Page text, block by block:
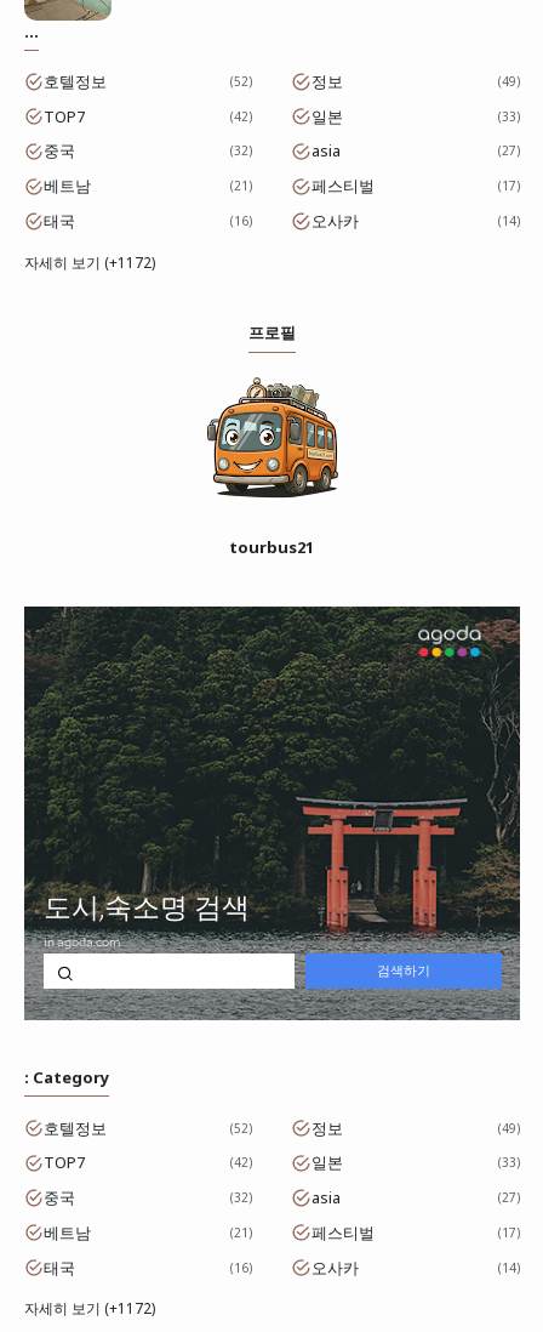
...
호텔정보 52 정보 49
TOP7 42 일본 33
중국 32 asia 27
베트남 21 페스티벌 17
태국 16 오사카 14
자세히 보기 (+1172)
프로필
tourbus21
: Category
호텔정보 52 정보 49
TOP7 42 일본 33
중국 32 asia 27
베트남 21 페스티벌 17
태국 16 오사카 14
자세히 보기 (+1172)